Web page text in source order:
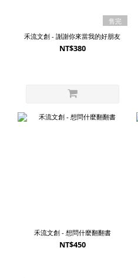
售完
禾流文創 - 謝謝你來當我的好朋友
NT$380
禾流文創 - 想問什麼翻翻書
NT$450